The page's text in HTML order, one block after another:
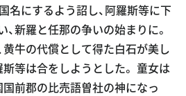
名にするよう詔し、阿羅斯等に下
新羅と任那の争いの始まりに。
黄牛の代償として得た白石が美し
斯等は合をしようとした。 童女は
国前郡の比売語曽社の神になっ